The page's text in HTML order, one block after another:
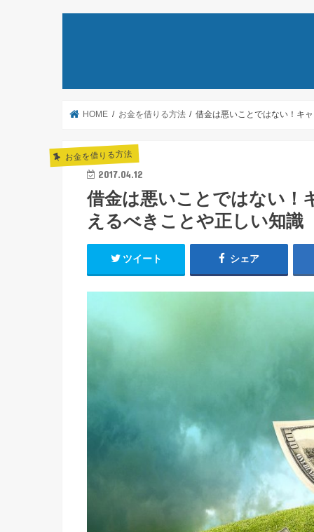
HOME お金を借りる方法 借金は悪いことではない！キ
お金を借りる方法
2017.04.12
借金は悪いことではない！
えるべきことや正しい知識
ツイート シェア